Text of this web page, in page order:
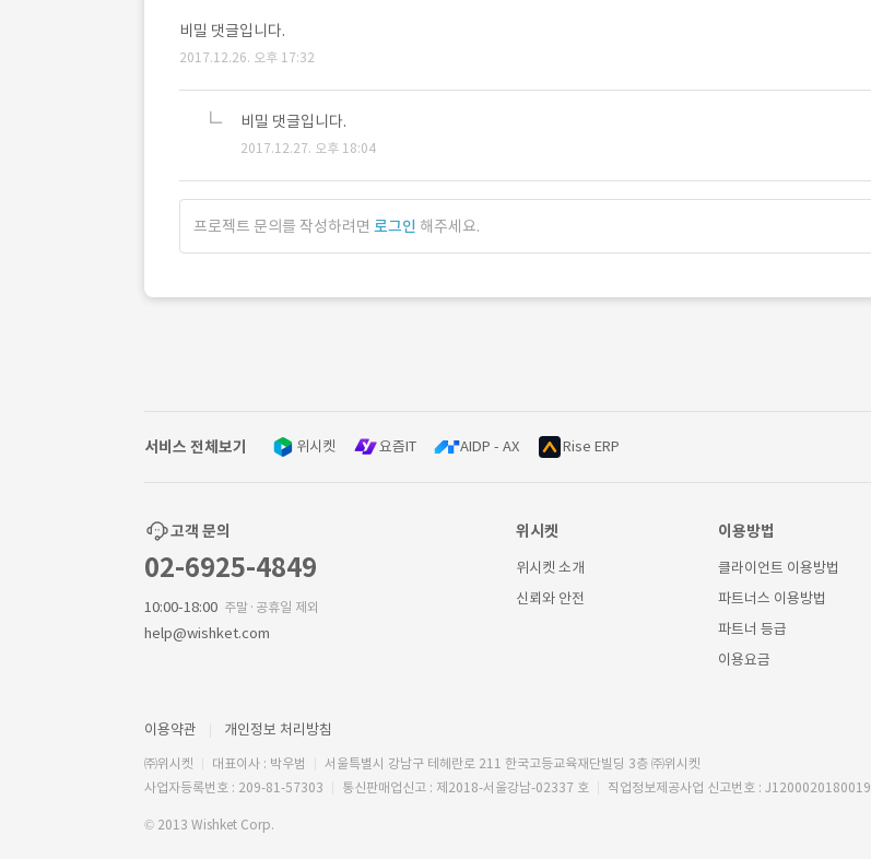
비밀 댓글입니다.
2017.12.26. 오후 17:32
비밀 댓글입니다.
2017.12.27. 오후 18:04
프로젝트 문의를 작성하려면 로그인 해주세요.
서비스 전체보기 위시켓 요즘IT AIDP - AX Rise ERP
고객 문의
02-6925-4849
10:00-18:00 주말·공휴일 제외
help@wishket.com
위시켓
위시켓 소개
신뢰와 안전
이용방법
클라이언트 이용방법
파트너스 이용방법
파트너 등급
이용요금
이용약관 개인정보 처리방침
㈜위시켓 대표이사 : 박우범
서울특별시 강남구 테헤란로 211 한국고등교육재단빌딩 3층 ㈜위시켓
사업자등록번호 : 209-81-57303
통신판매업신고 : 제2018-서울강남-02337 호 직업정보제공사업 신고번호 : J1200020180019
© 2013 Wishket Corp.